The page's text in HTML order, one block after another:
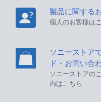
製品に関する
個人のお客様は
ソニーストア
ド・お問い合
ソニーストアの
内はこちら